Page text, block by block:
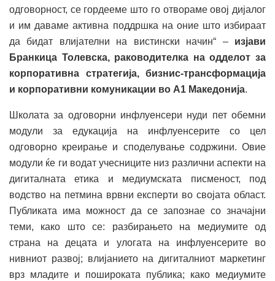
одговорност, се гордееме што го отвораме овој дијалог
и им даваме активна поддршка на оние што избираат
да бидат влијателни на вистински начин“ – изјави
Бранкица Толевска, раководителка на одделот за
корпоративна стратегија, бизнис-трансформација
и корпоративни комуникации во А1 Македонија.
Школата за одговорни инфлуенсери нуди пет обемни
модули за едукација на инфлуенсерите со цел
одговорно креирање и споделување содржини. Овие
модули ќе ги водат учесниците низ различни аспекти на
дигиталната етика и медиумската писменост, под
водство на петмина врвни експерти во својата област.
Публиката има можност да се запознае со значајни
теми, како што се: разбирањето на медиумите од
страна на децата и улогата на инфлуенсерите во
нивниот развој; влијанието на дигиталниот маркетинг
врз младите и пошироката публика; како медиумите